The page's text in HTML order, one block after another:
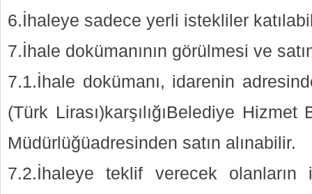
6.İhaleye sadece yerli istekliler
7.İhale dokümanının görülmesi ve
7.1.İhale dokümanı, idarenin
(Türk Lirası)karşılığıBelediye Hizmet
Müdürlüğüadresinden satın alınabilir.
7.2.İhaleye teklif verecek olanların